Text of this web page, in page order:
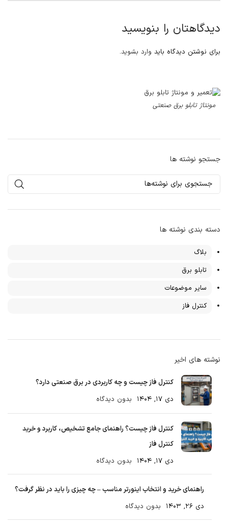
دیدگاهتان را بنویسید
برای نوشتن دیدگاه باید وارد بشوید.
مونتاژ تابلو برق صنعتی
جستجو نوشته ها
دسته بندی نوشته ها
بلاگ
تابلو برق
سایر موضوعات
کنترل فاز
نوشته های اخیر
کنترل فاز چیست و چه کاربردی در برق صنعتی دارد؟
دی ۱۷, ۱۴۰۴
بدون دیدگاه
کنترل فاز چیست؟ راهنمای جامع تشخیص، کاربرد و خرید
کنترل فاز
دی ۱۷, ۱۴۰۴
بدون دیدگاه
راهنمای خرید و انتخاب اینورتر مناسب – چه چیزی را باید در نظر گرفت؟
دی ۲۶, ۱۴۰۳
بدون دیدگاه